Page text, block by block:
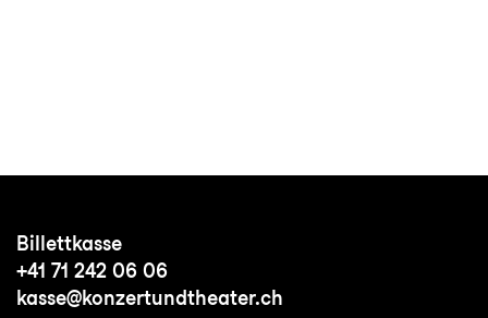
Billettkasse
+41 71 242 06 06
kasse@konzertundtheater.ch